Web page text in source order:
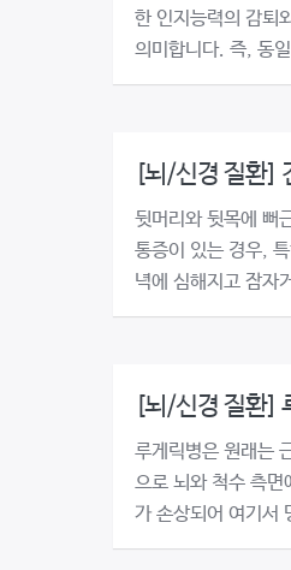
한 인지능력의 감퇴
의미합니다. 즉, 동
[뇌/신경 질환]
뒷머리와 뒷목에 뻐
통증이 있는 경우,
녁에 심해지고 잠자
[뇌/신경 질환]
루게릭병은 원래는
으로 뇌와 척수 측면
가 손상되어 여기서